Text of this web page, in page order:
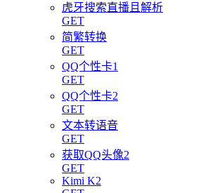
虎牙搜索直播且解析
GET
简繁转换
GET
QQ个性卡1
GET
QQ个性卡2
GET
文本转语音
GET
获取QQ头像2
GET
Kimi K2